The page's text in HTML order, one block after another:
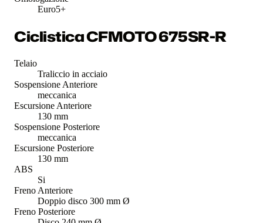
Euro5+
Ciclistica CFMOTO 675SR-R
Telaio
Traliccio in acciaio
Sospensione Anteriore
meccanica
Escursione Anteriore
130 mm
Sospensione Posteriore
meccanica
Escursione Posteriore
130 mm
ABS
Si
Freno Anteriore
Doppio disco 300 mm Ø
Freno Posteriore